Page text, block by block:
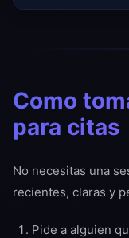
Como
para citas
No necesitas una
recientes, claras y
Pide a alguien